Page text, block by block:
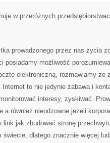
w przeróżnych
prowadzonego przez nas życia
posiadamy możliwość
elektroniczną, rozmawiamy ze
to nie jedynie zabawa i
interesy, zyskiwać.
a również nieodzowne jeżeli
link jak zbudować stronę
świecie, dlatego znacznie więcej